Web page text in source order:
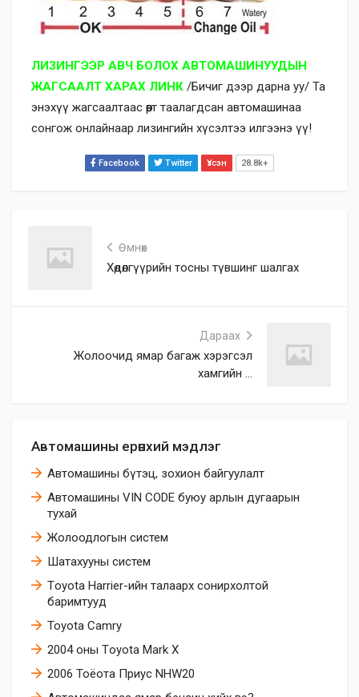
Автомашины ерөнхий мэдлэг
Автомашины бүтэц, зохион байгуулалт
Автомашины VIN CODE буюу арлын дугаарын
тухай
Жолоодлогын систем
Шатахууны систем
Тoyota Harrier-ийн талаарх сонирхолтой
баримтууд
Toyota Camry
2004 оны Тoyota Mark X
2006 Тоёота Приус NHW20
ЛИЗИНГЭЭР АВЧ БОЛОХ АВТОМАШИНУУДЫН
ЖАГСААЛТ ХАРАХ ЛИНК /Бичиг дээр дарна уу/ Та
энэхүү жагсаалтаас өөрт таалагдсан автомашинаа
сонгож онлайнаар лизингийн хүсэлтээ илгээнэ үү!
Facebook Twitter Үзсэн 28.8k+
Өмнөх
Хөдөлгүүрийн тосны түвшинг шалгах
Дараах
​Жолоочид ямар багаж хэрэгсэл
хамгийн ...